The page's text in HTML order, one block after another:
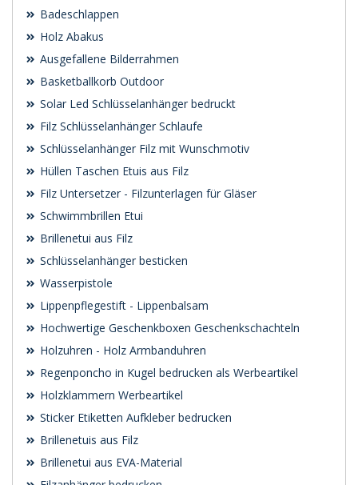
Badeschlappen
Holz Abakus
Ausgefallene Bilderrahmen
Basketballkorb Outdoor
Solar Led Schlüsselanhänger bedruckt
Filz Schlüsselanhänger Schlaufe
Schlüsselanhänger Filz mit Wunschmotiv
Hüllen Taschen Etuis aus Filz
Filz Untersetzer - Filzunterlagen für Gläser
Schwimmbrillen Etui
Brillenetui aus Filz
Schlüsselanhänger besticken
Wasserpistole
Lippenpflegestift - Lippenbalsam
Hochwertige Geschenkboxen Geschenkschachteln
Holzuhren - Holz Armbanduhren
Regenponcho in Kugel bedrucken als Werbeartikel
Holzklammern Werbeartikel
Sticker Etiketten Aufkleber bedrucken
Brillenetuis aus Filz
Brillenetui aus EVA-Material